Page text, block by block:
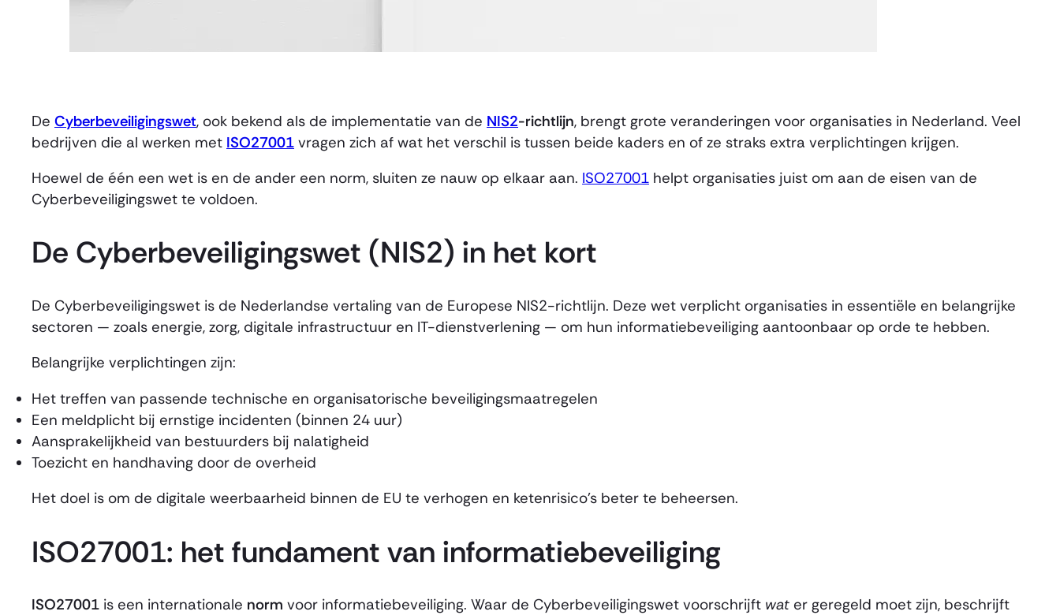
De Cyberbeveiligingswet, ook bekend als de implementatie van de NIS2-richtlijn, brengt grote veranderingen voor organisaties in Nederland. Veel
bedrijven die al werken met ISO27001 vragen zich af wat het verschil is tussen beide kaders en of ze straks extra verplichtingen krijgen.
Hoewel de één een wet is en de ander een norm, sluiten ze nauw op elkaar aan. ISO27001 helpt organisaties juist om aan de eisen van de
Cyberbeveiligingswet te voldoen.
De Cyberbeveiligingswet (NIS2) in het kort
De Cyberbeveiligingswet is de Nederlandse vertaling van de Europese NIS2-richtlijn. Deze wet verplicht organisaties in essentiële en belangrijke
sectoren — zoals energie, zorg, digitale infrastructuur en IT-dienstverlening — om hun informatiebeveiliging aantoonbaar op orde te hebben.
Belangrijke verplichtingen zijn:
Het treffen van passende technische en organisatorische beveiligingsmaatregelen
Een meldplicht bij ernstige incidenten (binnen 24 uur)
Aansprakelijkheid van bestuurders bij nalatigheid
Toezicht en handhaving door de overheid
Het doel is om de digitale weerbaarheid binnen de EU te verhogen en ketenrisico’s beter te beheersen.
ISO27001: het fundament van informatiebeveiliging
ISO27001 is een internationale norm voor informatiebeveiliging. Waar de Cyberbeveiligingswet voorschrijft wat er geregeld moet zijn, beschrijft